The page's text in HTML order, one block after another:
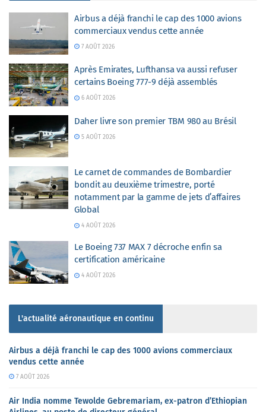
Airbus a déjà franchi le cap des 1000 avions
commerciaux vendus cette année
7 AOÛT 2026
Après Emirates, Lufthansa va aussi refuser
certains Boeing 777-9 déjà assemblés
6 AOÛT 2026
Daher livre son premier TBM 980 au Brésil
5 AOÛT 2026
Le carnet de commandes de Bombardier
bondit au deuxième trimestre, porté
notamment par la gamme de jets d’affaires
Global
4 AOÛT 2026
Le Boeing 737 MAX 7 décroche enfin sa
certification américaine
4 AOÛT 2026
L'actualité aéronautique en continu
Airbus a déjà franchi le cap des 1000 avions commerciaux
vendus cette année
7 AOÛT 2026
Air India nomme Tewolde Gebremariam, ex-patron d’Ethiopian